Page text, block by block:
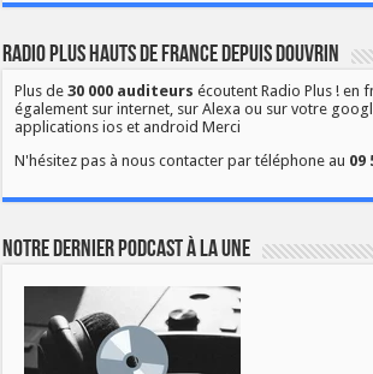
Radio Plus Hauts de France depuis Douvrin
Plus de30 000 auditeurs écoutent Radio Plus ! en
également sur internet, sur Alexa ou sur votre
applications ios et android Merci
N'hésitez pas à nous contacter par téléphone au 09
Notre dernier podcast à la une